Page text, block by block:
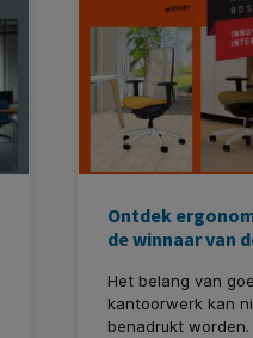
Ontdek
de winnaar van
Het belang van
kantoorwerk kan
benadrukt